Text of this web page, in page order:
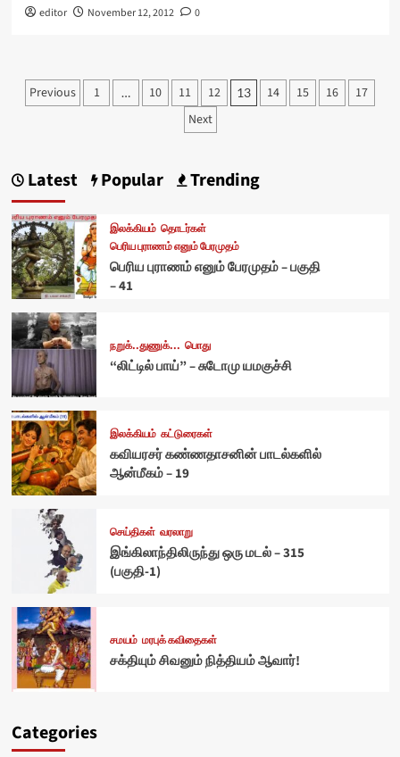
editor November 12, 2012 0
Posts
Previous 1 … 10 11 12 13 14 15 16
17
Next
Latest Popular Trending
இலக்கியம் தொடர்கள்
பெரிய புராணம் எனும் பேரமுதம்
பெரிய புராணம் எனும் பேரமுதம் – பகுதி
– 41
நறுக்..துணுக்... பொது
“லிட்டில் பாய்” – சுடோமு யமகுச்சி
இலக்கியம் கட்டுரைகள்
கவியரசர் கண்ணதாசனின் பாடல்களில்
ஆன்மீகம் – 19
செய்திகள் வரலாறு
இங்கிலாந்திலிருந்து ஒரு மடல் – 315
(பகுதி-1)
சமயம் மரபுக் கவிதைகள்
சக்தியும் சிவனும் நித்தியம் ஆவார்!
Categories